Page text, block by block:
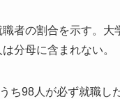
者の割合を示す。
分母に含まれない。
ち98人が必ず就職